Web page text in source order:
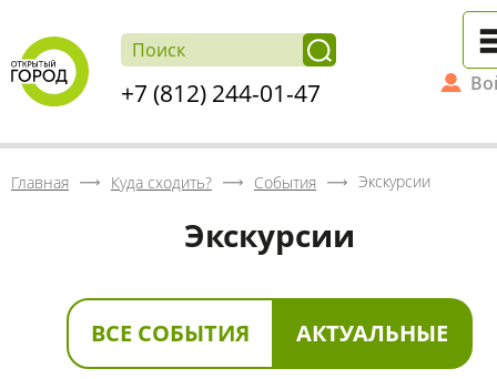
+7 (812) 244-01-47
Главная Куда сходить? События Экскурсии
Экскурсии
ВСЕ СОБЫТИЯ АКТУАЛЬНЫЕ